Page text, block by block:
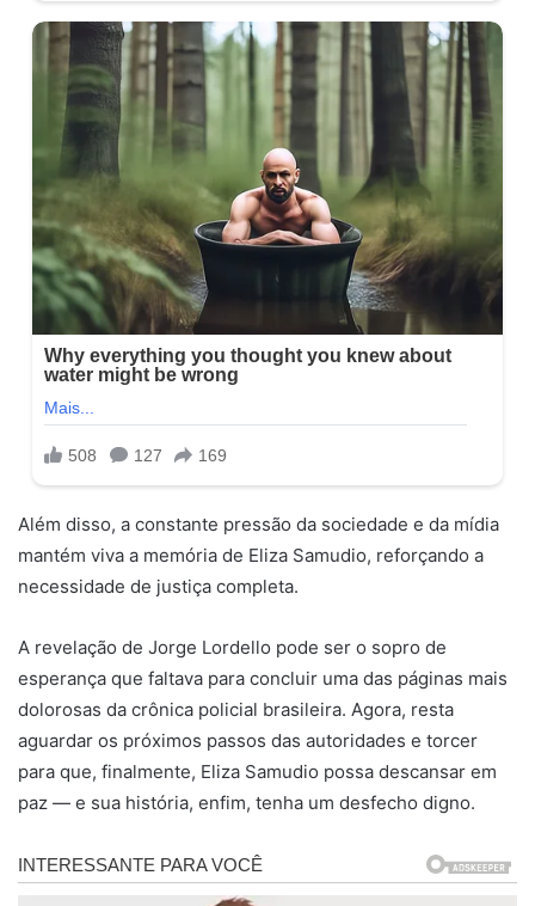
Além disso, a constante pressão da sociedade e da mídia
mantém viva a memória de Eliza Samudio, reforçando a
necessidade de justiça completa.
A revelação de Jorge Lordello pode ser o sopro de
esperança que faltava para concluir uma das páginas mais
dolorosas da crônica policial brasileira. Agora, resta
aguardar os próximos passos das autoridades e torcer
para que, finalmente, Eliza Samudio possa descansar em
paz — e sua história, enfim, tenha um desfecho digno.